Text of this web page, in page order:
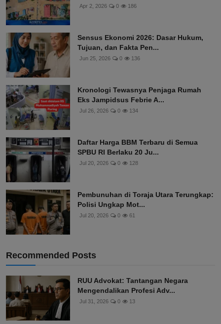
Apr 2, 2026 0 186
Sensus Ekonomi 2026: Dasar Hukum,
Tujuan, dan Fakta Pen...
Jun 25, 2026 0 136
Kronologi Tewasnya Penjaga Rumah
Eks Jampidsus Febrie A...
Jul 26, 2026 0 134
Daftar Harga BBM Terbaru di Semua
SPBU RI Berlaku 20 Ju...
Jul 20, 2026 0 128
Pembunuhan di Toraja Utara Terungkap:
Polisi Ungkap Mot...
Jul 20, 2026 0 61
Recommended Posts
RUU Advokat: Tantangan Negara
Mengendalikan Profesi Adv...
Jul 31, 2026 0 13